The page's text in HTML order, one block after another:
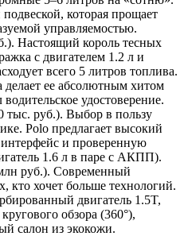
которая прощает
управляемостью.
Настоящий король тесных
с двигателем 1.2 л и
всего 5 литров топлива.
ее абсолютным хитом
удостоверение.
тыс. руб.). Выбор в пользу
Polo предлагает высокий
и проверенную
1.6 л в паре с АКПП).
руб.). Современный
кто хочет больше технологий.
двигатель 1.5T,
обзора (360°),
салон из экокожи.